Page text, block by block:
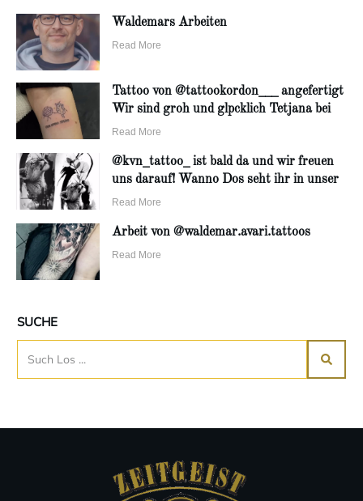
Waldemars Arbeiten
Read More
Tattoo von @tattookordon___ angefertigt
Wir sind groh und glpcklich Tetjana bei
Read More
@kvn_tattoo_ ist bald da und wir freuen
uns darauf! Wanno Dos seht ihr in unser
Read More
Arbeit von @waldemar.avari.tattoos
Read More
SUCHE